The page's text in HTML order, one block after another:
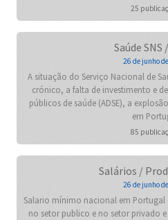
25
Saúde SNS
26 de junho
A situação do Serviço Nacional de
crónico, a falta de investimento e
públicos de saúde (ADSE), a
em
85
Salários /
26 de junho
Salario mínimo nacional em Portugal
no setor publico e no setor privado